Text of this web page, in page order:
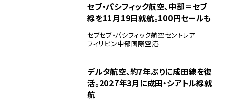
セブ・パシフィック航空、中部＝セブ
線を11月19日就航。100円セールも
セブセブ・パシフィック航空セントレア
フィリピン中部国際空港
デルタ航空、約7年ぶりに成田線を復
活。2027年3月に成田・シアトル線就
航